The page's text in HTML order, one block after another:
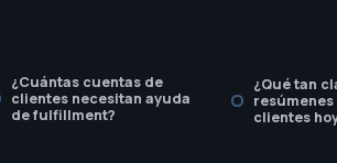
¿Cuántas cuentas de
clientes necesitan ayuda
de fulfillment?
¿Qué tan
resúmenes
clientes